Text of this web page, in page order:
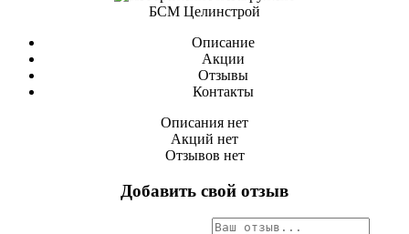
БСМ Целинстрой
Описание
Акции
Отзывы
Контакты
Описания нет
Акций нет
Отзывов нет
Добавить свой отзыв